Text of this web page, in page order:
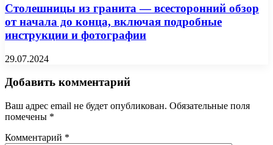
Столешницы из гранита — всесторонний обзор
от начала до конца, включая подробные
инструкции и фотографии
29.07.2024
Добавить комментарий
Ваш адрес email не будет опубликован. Обязательные поля
помечены *
Комментарий *